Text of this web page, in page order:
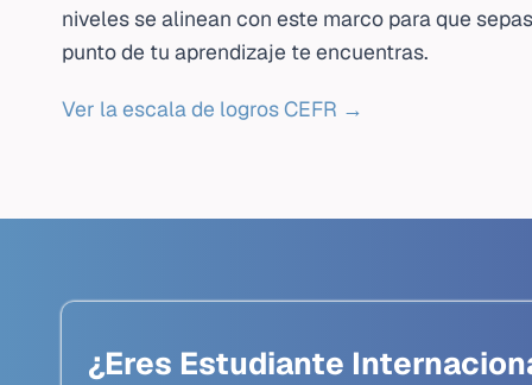
niveles se alinean con este marco para que
punto de tu aprendizaje te encuentras.
Ver la escala de logros CEFR →
¿Eres Estudiante